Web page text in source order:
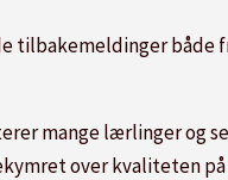
tilbakemeldinger både
mange lærlinger og
over kvaliteten